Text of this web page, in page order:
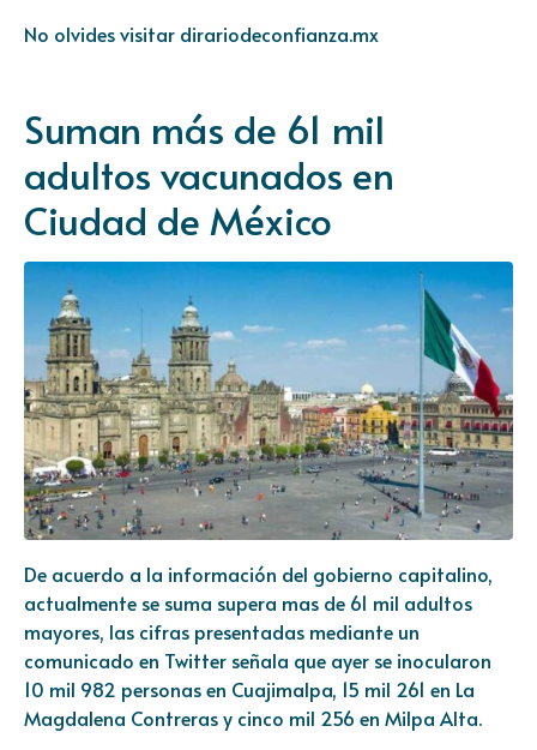
No olvides visitar dirariodeconfianza.mx
Suman más de 61 mil
adultos vacunados en
Ciudad de México
De acuerdo a la información del gobierno capitalino,
actualmente se suma supera mas de 61 mil adultos
mayores, las cifras presentadas mediante un
comunicado en Twitter señala que ayer se inocularon
10 mil 982 personas en Cuajimalpa, 15 mil 261 en La
Magdalena Contreras y cinco mil 256 en Milpa Alta.